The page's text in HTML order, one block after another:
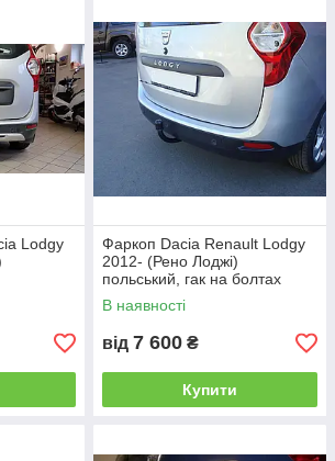
- це прості умовні, де гак
двох болтах. Такі фаркопи
ціну і найвищі технічні
для експлуатації є фаркопи з
механізмом
Lodgy
Фаркоп Dacia Renault Lodgy
2012- (Рено Лоджі)
польський, гак на болтах
В наявності
від 7 600 ₴
Купити